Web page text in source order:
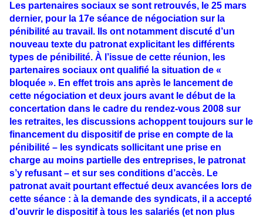
Les partenaires sociaux se sont retrouvés, le 25 mars
dernier, pour la 17e séance de négociation sur la
pénibilité au travail. Ils ont notamment discuté d’un
nouveau texte du patronat explicitant les différents
types de pénibilité. À l’issue de cette réunion, les
partenaires sociaux ont qualifié la situation de «
bloquée ». En effet trois ans après le lancement de
cette négociation et deux jours avant le début de la
concertation dans le cadre du rendez-vous 2008 sur
les retraites, les discussions achoppent toujours sur le
financement du dispositif de prise en compte de la
pénibilité – les syndicats sollicitant une prise en
charge au moins partielle des entreprises, le patronat
s’y refusant – et sur ses conditions d’accès. Le
patronat avait pourtant effectué deux avancées lors de
cette séance : à la demande des syndicats, il a accepté
d’ouvrir le dispositif à tous les salariés (et non plus